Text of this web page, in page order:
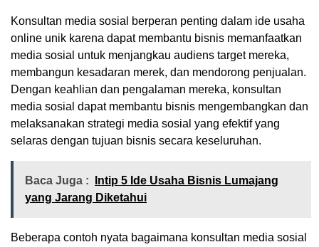
Konsultan media sosial berperan penting dalam ide usaha
online unik karena dapat membantu bisnis memanfaatkan
media sosial untuk menjangkau audiens target mereka,
membangun kesadaran merek, dan mendorong penjualan.
Dengan keahlian dan pengalaman mereka, konsultan
media sosial dapat membantu bisnis mengembangkan dan
melaksanakan strategi media sosial yang efektif yang
selaras dengan tujuan bisnis secara keseluruhan.
Baca Juga :
Intip 5 Ide Usaha Bisnis Lumajang
yang Jarang Diketahui
Beberapa contoh nyata bagaimana konsultan media sosial